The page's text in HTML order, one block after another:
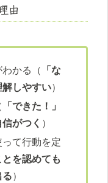
由
かる（
「な
しやすい）
「できた！」
がつく ）
て行動を定
を認めても
る）